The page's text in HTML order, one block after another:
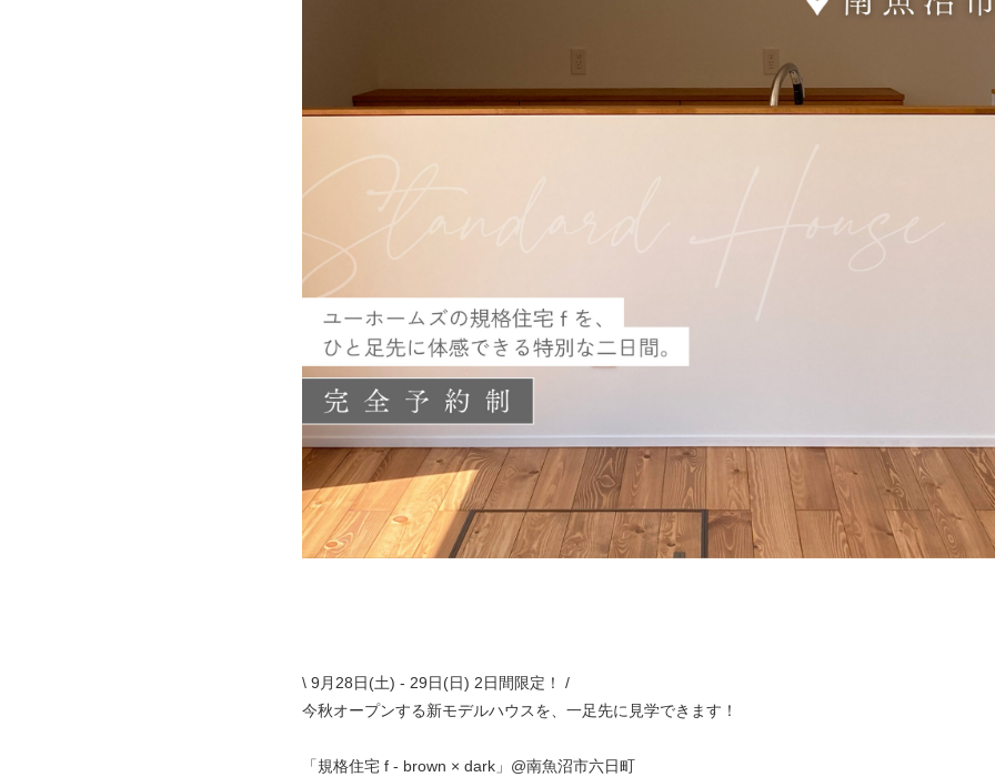
\ 9月28日(土) - 29日(日) 2日間限定！ /
今秋オープンする新モデルハウスを、一足先に見学できます！
「規格住宅 f - brown × dark」@南魚沼市六日町